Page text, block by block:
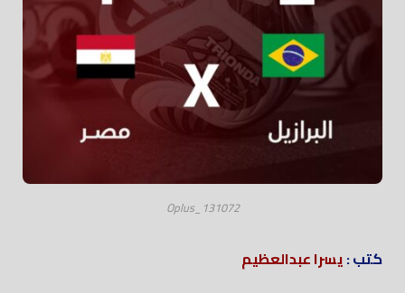
Oplus_131072
كتب :يسرا عبدالعظيم